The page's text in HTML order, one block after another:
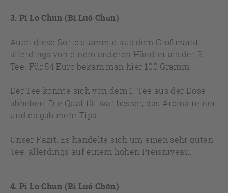
3. Pi Lo Chun (Bì Luó Chūn)
Auch diese Sorte stammte aus dem Großmarkt,
allerdings von einem anderen Händler als der 2.
Tee. Für 54 Euro bekam man hier 100 Gramm.
Der Tee konnte sich von dem 1. Tee aus der Dose
abheben. Die Qualität war besser, das Aroma reiner
und es gab mehr Tips.
Unser Fazit: Es handelte sich um einen sehr guten
Tee, allerdings auf einem hohen Preisniveau.
4. Pi Lo Chun (Bì Luó Chūn)